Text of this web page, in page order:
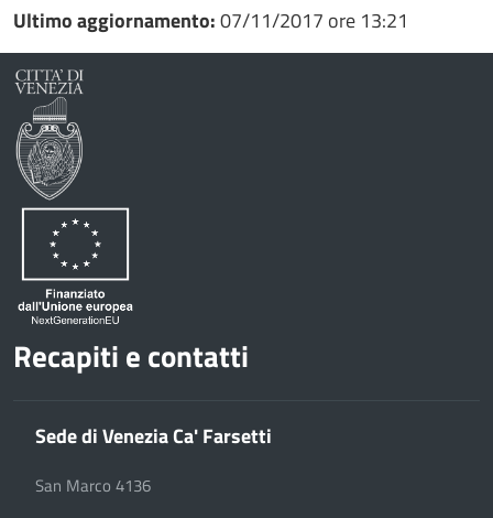
Ultimo aggiornamento:07/11/2017 ore 13:21
Recapiti e contatti
Sede di Venezia Ca' Farsetti
San Marco 4136